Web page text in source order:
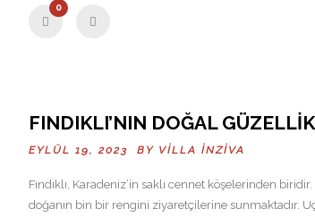
0
FINDIKLI’NIN DOĞAL
EYLÜL 19, 2023 BY VILLA İNZIVA
Fındıklı, Karadeniz’in saklı cennet köşelerinden
doğanın bin bir rengini ziyaretçilerine sunmaktadır.